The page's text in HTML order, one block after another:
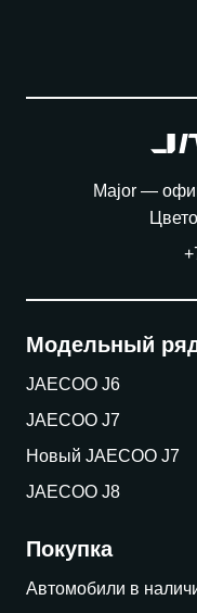
Major —
Модельный
JAECOO J6
JAECOO J7
Новый JAECOO J7
JAECOO J8
Покупка
Автомобили в